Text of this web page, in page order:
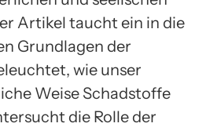
Artikel taucht ein in die
Grundlagen der
wie unser
Weise Schadstoffe
die Rolle der